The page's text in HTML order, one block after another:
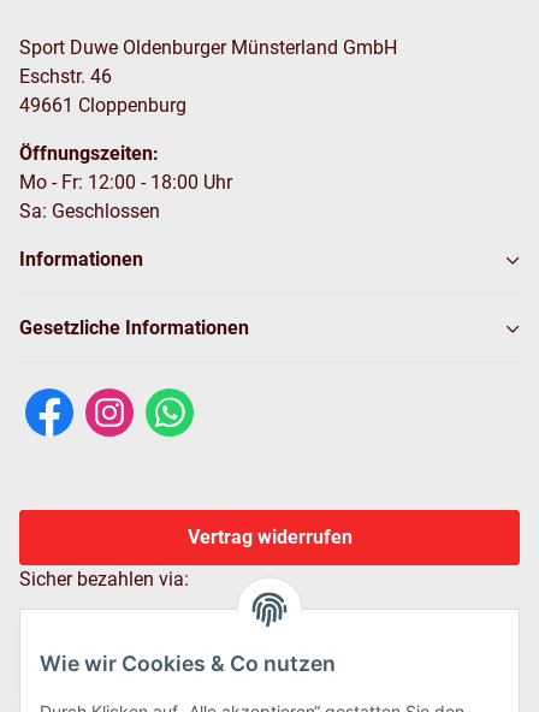
Wie wir Cookies & Co nutzen
Sport Duwe Oldenburger Münsterland GmbH
Eschstr. 46
49661 Cloppenburg
Öffnungszeiten:
Mo - Fr: 12:00 - 18:00 Uhr
Sa: Geschlossen
Informationen
Gesetzliche Informationen
Vertrag widerrufen
Sicher bezahlen via: